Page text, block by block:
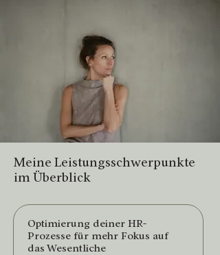
Meine Leistungsschwerpunkte
im Überblick
Optimierung deiner HR-
Prozesse für mehr Fokus auf
das Wesentliche